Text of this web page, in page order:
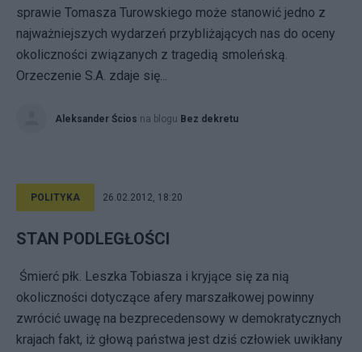
sprawie Tomasza Turowskiego może stanowić jedno z
najważniejszych wydarzeń przybliżających nas do oceny
okoliczności związanych z tragedią smoleńską.
Orzeczenie S.A. zdaje się...
Aleksander Ścios na blogu Bez dekretu
POLITYKA 26.02.2012, 18:20
STAN PODLEGŁOŚCI
Śmierć płk. Leszka Tobiasza i kryjące się za nią
okoliczności dotyczące afery marszałkowej powinny
zwrócić uwagę na bezprecedensowy w demokratycznych
krajach fakt, iż głową państwa jest dziś człowiek uwikłany